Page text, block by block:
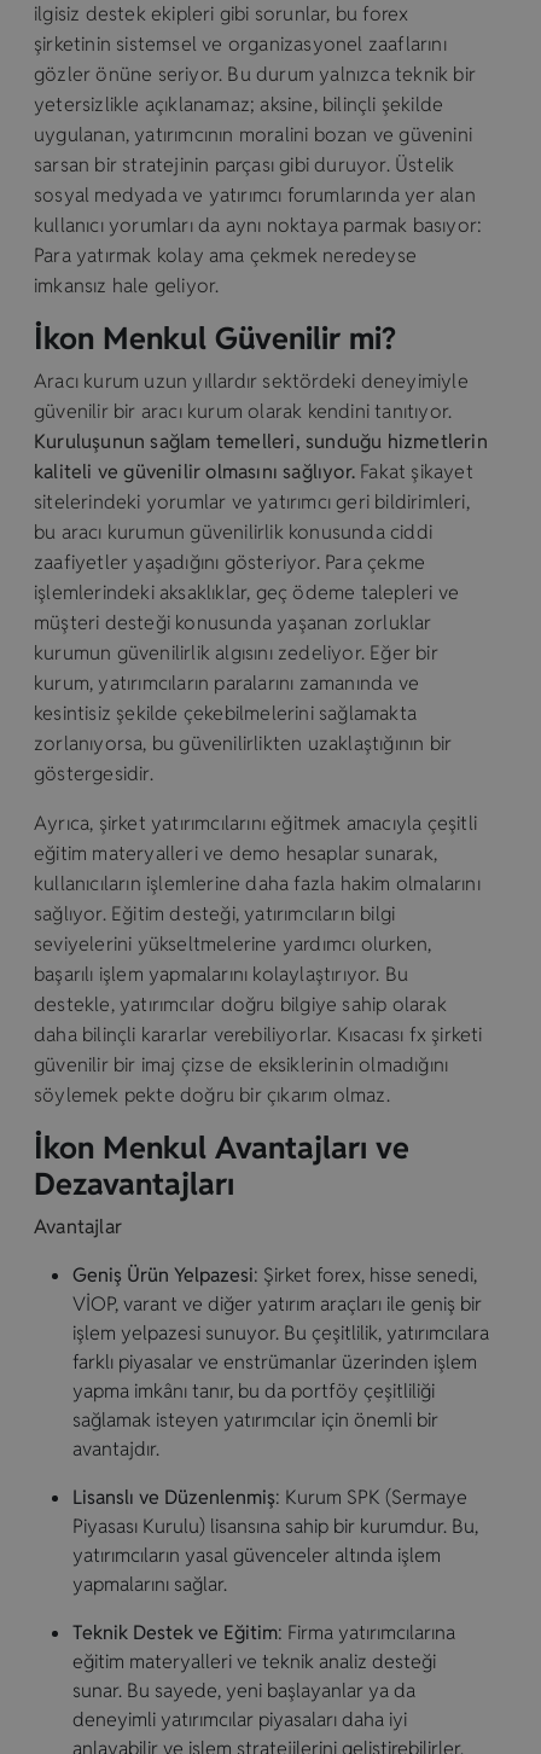
ilgisiz destek ekipleri gibi sorunlar, bu forex
şirketinin sistemsel ve organizasyonel zaaflarını
gözler önüne seriyor. Bu durum yalnızca teknik bir
yetersizlikle açıklanamaz; aksine, bilinçli şekilde
uygulanan, yatırımcının moralini bozan ve güvenini
sarsan bir stratejinin parçası gibi duruyor. Üstelik
sosyal medyada ve yatırımcı forumlarında yer alan
kullanıcı yorumları da aynı noktaya parmak basıyor:
Para yatırmak kolay ama çekmek neredeyse
imkansız hale geliyor.
İkon Menkul Güvenilir mi?
Aracı kurum uzun yıllardır sektördeki deneyimiyle
güvenilir bir aracı kurum olarak kendini tanıtıyor.
Kuruluşunun sağlam temelleri, sunduğu hizmetlerin
kaliteli ve güvenilir olmasını sağlıyor. Fakat şikayet
sitelerindeki yorumlar ve yatırımcı geri bildirimleri,
bu aracı kurumun güvenilirlik konusunda ciddi
zaafiyetler yaşadığını gösteriyor. Para çekme
işlemlerindeki aksaklıklar, geç ödeme talepleri ve
müşteri desteği konusunda yaşanan zorluklar
kurumun güvenilirlik algısını zedeliyor. Eğer bir
kurum, yatırımcıların paralarını zamanında ve
kesintisiz şekilde çekebilmelerini sağlamakta
zorlanıyorsa, bu güvenilirlikten uzaklaştığının bir
göstergesidir.
Ayrıca, şirket yatırımcılarını eğitmek amacıyla çeşitli
eğitim materyalleri ve demo hesaplar sunarak,
kullanıcıların işlemlerine daha fazla hakim olmalarını
sağlıyor. Eğitim desteği, yatırımcıların bilgi
seviyelerini yükseltmelerine yardımcı olurken,
başarılı işlem yapmalarını kolaylaştırıyor. Bu
destekle, yatırımcılar doğru bilgiye sahip olarak
daha bilinçli kararlar verebiliyorlar. Kısacası fx şirketi
güvenilir bir imaj çizse de eksiklerinin olmadığını
söylemek pekte doğru bir çıkarım olmaz.
İkon Menkul Avantajları ve
Dezavantajları
Avantajlar
Geniş Ürün Yelpazesi: Şirket forex, hisse senedi,
VİOP, varant ve diğer yatırım araçları ile geniş bir
işlem yelpazesi sunuyor. Bu çeşitlilik, yatırımcılara
farklı piyasalar ve enstrümanlar üzerinden işlem
yapma imkânı tanır, bu da portföy çeşitliliği
sağlamak isteyen yatırımcılar için önemli bir
avantajdır.
Lisanslı ve Düzenlenmiş: Kurum SPK (Sermaye
Piyasası Kurulu) lisansına sahip bir kurumdur. Bu,
yatırımcıların yasal güvenceler altında işlem
yapmalarını sağlar.
Teknik Destek ve Eğitim: Firma yatırımcılarına
eğitim materyalleri ve teknik analiz desteği
sunar. Bu sayede, yeni başlayanlar ya da
deneyimli yatırımcılar piyasaları daha iyi
anlayabilir ve işlem stratejilerini geliştirebilirler.